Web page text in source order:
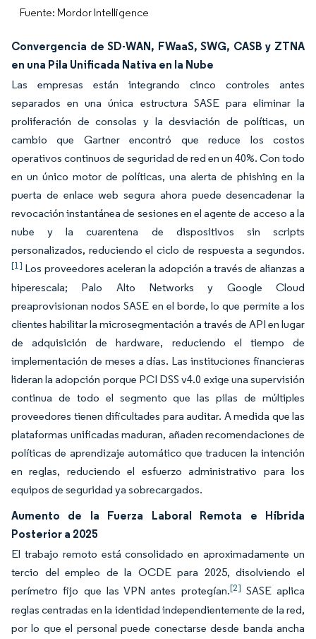
Fuente: Mordor Intelligence
Convergencia de SD-WAN, FWaaS, SWG, CASB y ZTNA
en una Pila Unificada Nativa en la Nube
Las empresas están integrando cinco controles antes
separados en una única estructura SASE para eliminar la
proliferación de consolas y la desviación de políticas, un
cambio que Gartner encontró que reduce los costos
operativos continuos de seguridad de red en un 40%. Con todo
en un único motor de políticas, una alerta de phishing en la
puerta de enlace web segura ahora puede desencadenar la
revocación instantánea de sesiones en el agente de acceso a la
nube y la cuarentena de dispositivos sin scripts
personalizados, reduciendo el ciclo de respuesta a segundos.
[1] Los proveedores aceleran la adopción a través de alianzas a
hiperescala; Palo Alto Networks y Google Cloud
preaprovisionan nodos SASE en el borde, lo que permite a los
clientes habilitar la microsegmentación a través de API en lugar
de adquisición de hardware, reduciendo el tiempo de
implementación de meses a días. Las instituciones financieras
lideran la adopción porque PCI DSS v4.0 exige una supervisión
continua de todo el segmento que las pilas de múltiples
proveedores tienen dificultades para auditar. A medida que las
plataformas unificadas maduran, añaden recomendaciones de
políticas de aprendizaje automático que traducen la intención
en reglas, reduciendo el esfuerzo administrativo para los
equipos de seguridad ya sobrecargados.
Aumento de la Fuerza Laboral Remota e Híbrida
Posterior a 2025
El trabajo remoto está consolidado en aproximadamente un
tercio del empleo de la OCDE para 2025, disolviendo el
perímetro fijo que las VPN antes protegían.[2] SASE aplica
reglas centradas en la identidad independientemente de la red,
por lo que el personal puede conectarse desde banda ancha